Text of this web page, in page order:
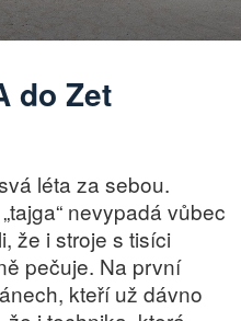
do Zet
léta za sebou.
nevypadá vůbec
že i stroje s tisíci
pečuje. Na první
kteří už dávno